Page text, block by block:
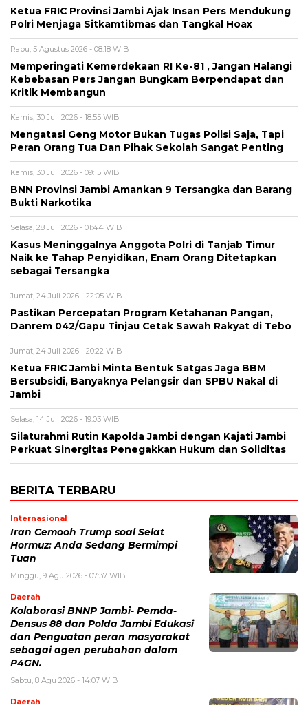
Ketua FRIC Provinsi Jambi Ajak Insan Pers Mendukung
Polri Menjaga Sitkamtibmas dan Tangkal Hoax
Rabu, 5 Agustus 2026 - 08:18 WIB
Memperingati Kemerdekaan RI Ke-81 , Jangan Halangi
Kebebasan Pers Jangan Bungkam Berpendapat dan
Kritik Membangun
Kamis, 30 Juli 2026 - 18:55 WIB
Mengatasi Geng Motor Bukan Tugas Polisi Saja, Tapi
Peran Orang Tua Dan Pihak Sekolah Sangat Penting
Kamis, 30 Juli 2026 - 09:15 WIB
BNN Provinsi Jambi Amankan 9 Tersangka dan Barang
Bukti Narkotika
Selasa, 28 Juli 2026 - 01:44 WIB
Kasus Meninggalnya Anggota Polri di Tanjab Timur
Naik ke Tahap Penyidikan, Enam Orang Ditetapkan
sebagai Tersangka
Jumat, 24 Juli 2026 - 22:05 WIB
Pastikan Percepatan Program Ketahanan Pangan,
Danrem 042/Gapu Tinjau Cetak Sawah Rakyat di Tebo
Jumat, 24 Juli 2026 - 20:22 WIB
Ketua FRIC Jambi Minta Bentuk Satgas Jaga BBM
Bersubsidi, Banyaknya Pelangsir dan SPBU Nakal di
Jambi
Selasa, 14 Juli 2026 - 19:03 WIB
Silaturahmi Rutin Kapolda Jambi dengan Kajati Jambi
Perkuat Sinergitas Penegakkan Hukum dan Soliditas
BERITA TERBARU
Internasional
Iran Cemooh Trump soal Selat
Hormuz: Anda Sedang Bermimpi
Tuan
Minggu, 9 Agu 2026 - 07:37 WIB
Daerah
Kolaborasi BNNP Jambi- Pemda-
Densus 88 dan Polda Jambi Edukasi
dan Penguatan peran masyarakat
sebagai agen perubahan dalam
P4GN.
Sabtu, 8 Agu 2026 - 14:07 WIB
Daerah